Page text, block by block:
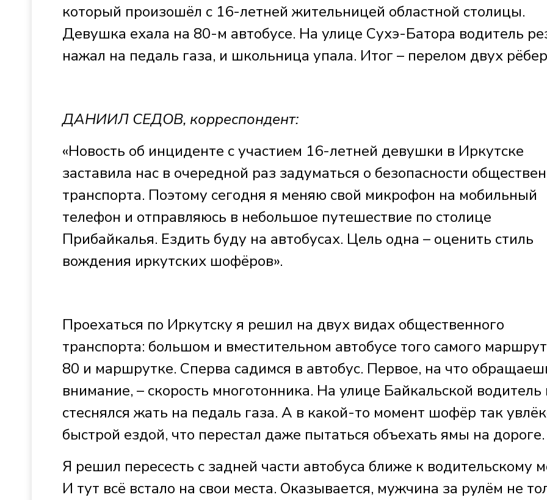
который произошёл с 16-летней жительницей областной столицы.
Девушка ехала на 80-м автобусе. На улице Сухэ-Батора водитель
нажал на педаль газа, и школьница упала. Итог – перелом двух
ДАНИИЛ СЕДОВ, корреспондент:
«Новость об инциденте с участием 16-летней девушки в Иркутске
заставила нас в очередной раз задуматься о безопасности
транспорта. Поэтому сегодня я меняю свой микрофон на мобильный
телефон и отправляюсь в небольшое путешествие по столице
Прибайкалья. Ездить буду на автобусах. Цель одна – оценить стиль
вождения иркутских шофёров».
Проехаться по Иркутску я решил на двух видах общественного
транспорта: большом и вместительном автобусе того самого
80 и маршрутке. Сперва садимся в автобус. Первое, на что
внимание, – скорость многотонника. На улице Байкальской водитель
стеснялся жать на педаль газа. А в какой-то момент шофёр так
быстрой ездой, что перестал даже пытаться объехать ямы на дороге.
Я решил пересесть с задней части автобуса ближе к водительскому
И тут всё встало на свои места. Оказывается, мужчина за рулём не